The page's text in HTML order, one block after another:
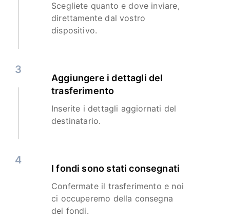
Scegliete quanto e dove inviare,
direttamente dal vostro
dispositivo.
3
Aggiungere i dettagli del
trasferimento
Inserite i dettagli aggiornati del
destinatario.
4
I fondi sono stati consegnati
Confermate il trasferimento e noi
ci occuperemo della consegna
dei fondi.